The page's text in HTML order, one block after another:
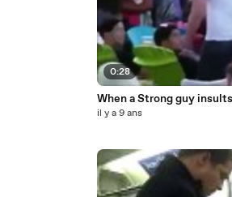
0:28
When a Strong guy
il y a 9 ans